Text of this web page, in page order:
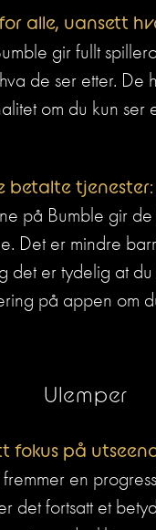
alle, uansett
gir fullt
de ser etter. De
om du kun ser
betalte tjenester:
på Bumble gir
Det er mindre
det er tydelig at
på appen om
Ulemper
fokus på
en
det fortsatt et